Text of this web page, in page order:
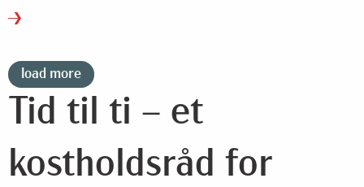
seg?
load more
Tid til ti – et
kostholdsråd for